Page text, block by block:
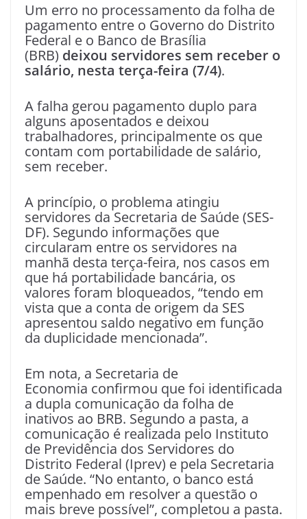
Um erro no processamento da folha de
pagamento entre o Governo do Distrito
Federal e o Banco de Brasília
(BRB) deixou servidores sem receber o
salário, nesta terça-feira (7/4).
A falha gerou pagamento duplo para
alguns aposentados e deixou
trabalhadores, principalmente os que
contam com portabilidade de salário,
sem receber.
A princípio, o problema atingiu
servidores da Secretaria de Saúde (SES-
DF). Segundo informações que
circularam entre os servidores na
manhã desta terça-feira, nos casos em
que há portabilidade bancária, os
valores foram bloqueados, “tendo em
vista que a conta de origem da SES
apresentou saldo negativo em função
da duplicidade mencionada”.
Em nota, a Secretaria de
Economia confirmou que foi identificada
a dupla comunicação da folha de
inativos ao BRB. Segundo a pasta, a
comunicação é realizada pelo Instituto
de Previdência dos Servidores do
Distrito Federal (Iprev) e pela Secretaria
de Saúde. “No entanto, o banco está
empenhado em resolver a questão o
mais breve possível”, completou a pasta.